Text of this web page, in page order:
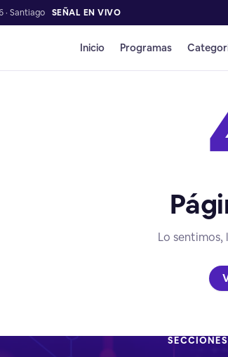
· Santiago SEÑAL EN VIVO
Inicio Programas
Lo sentimos,
SECCIONES